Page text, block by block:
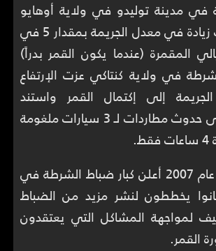
في مدينة توليدو في ولاية أوهايو
الأمريكية حدوث زيادة في معدل الجريمة بمقدار 5 في
المقمرة (عندما يكون القمر بدراً)
في ولاية كنتاكي عزت الإرتفاع
إلى إكتمال القمر واستند
إدعاؤهم هذا إلى حدوث مطاردات لـ 3 سيارات ملغومة
في يونيو من عام 2007 أعلن كبار ضباط الشرطة في
يخططون لنشر مزيد من الضباط
لمواجهة المشاكل التي يعتقدون
القمر.